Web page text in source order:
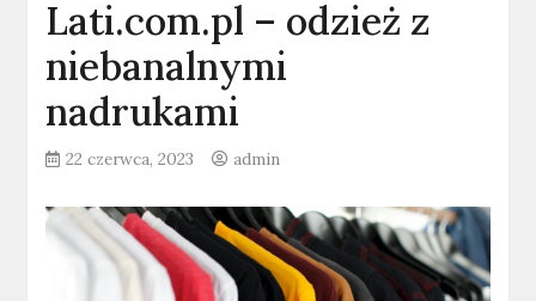
Lati.com.pl – odzież z
niebanalnymi
nadrukami
22 czerwca, 2023 admin